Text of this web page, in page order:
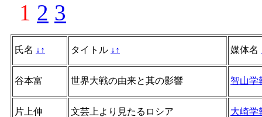
1 2 3
氏名 ↓ ↑ タイトル ↓ ↑ 媒体名
谷本富 世界大戦の由来と其の影響 智山学
片上伸 文芸上より見たるロシア 大崎学